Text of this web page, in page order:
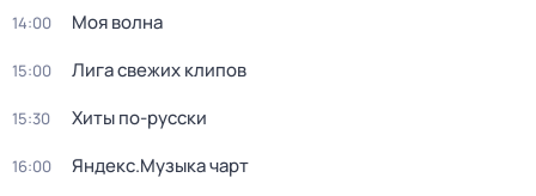
14:00 Моя волна
15:00 Лига cвежих клипoв
15:30 Хиты по-русски
16:00 Яндекс.Музыка чарт